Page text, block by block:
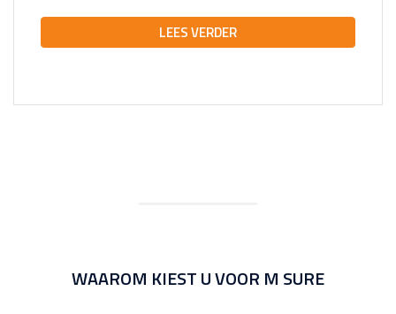
LEES VERDER
WAAROM KIEST U VOOR M SURE